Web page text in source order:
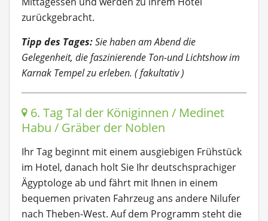
zurückgebracht.
Tipp des Tages:Sie haben am Abend die
Gelegenheit, die faszinierende Ton-und Lichtshow im
Karnak Tempel zu erleben. ( fakultativ )
6. Tag Tal der Königinnen / Medinet
Habu / Gräber der Noblen
Ihr Tag beginnt mit einem ausgiebigen Frühstück
im Hotel, danach holt Sie Ihr deutschsprachiger
Ägyptologe ab und fährt mit Ihnen in einem
bequemen privaten Fahrzeug ans andere Nilufer
nach Theben-West. Auf dem Programm steht die